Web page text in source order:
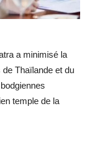
a minimisé la
Thaïlande et du
temple de la